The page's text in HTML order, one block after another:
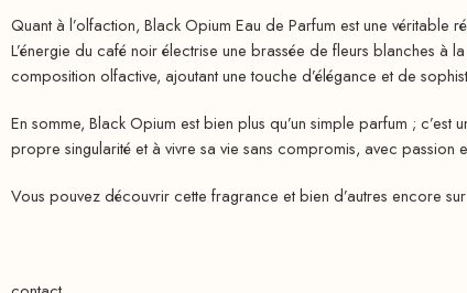
Quant à l’olfaction, Black Opium Eau de Parfum est une véritable
L’énergie du café noir électrise une brassée de fleurs blanches à
composition olfactive, ajoutant une touche d’élégance et de
En somme, Black Opium est bien plus qu’un simple parfum ;
propre singularité et à vivre sa vie sans compromis, avec passion
Vous pouvez découvrir cette fragrance et bien d’autres encore sur